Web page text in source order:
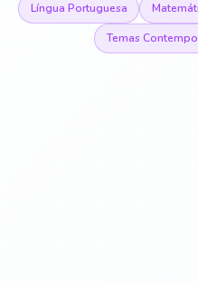
Língua Portuguesa
Temas